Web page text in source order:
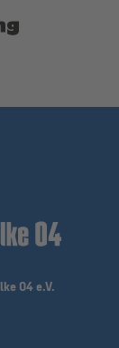
04 e.V.